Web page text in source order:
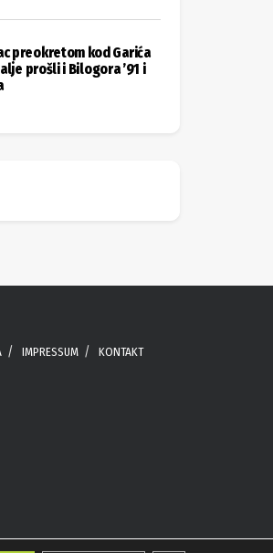
preokretom kod Garića
prošli i Bilogora ’91 i
IMPRESSUM KONTAKT